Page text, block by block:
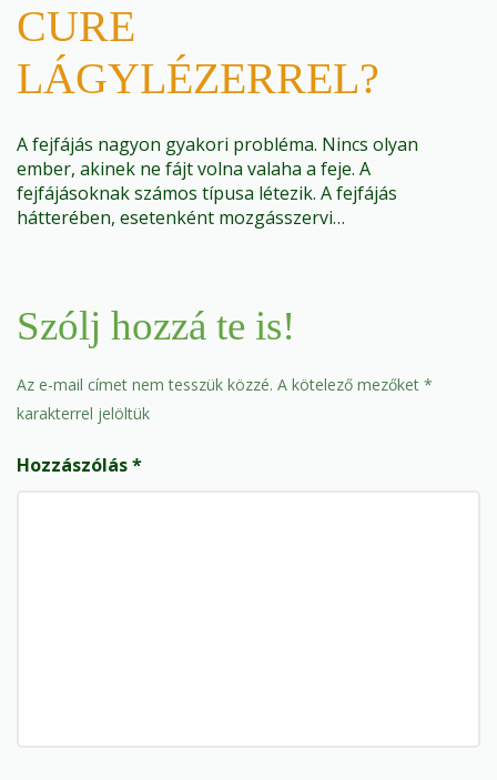
CURE
LÁGYLÉZERREL?
A fejfájás nagyon gyakori probléma. Nincs olyan
ember, akinek ne fájt volna valaha a feje. A
fejfájásoknak számos típusa létezik. A fejfájás
hátterében, esetenként mozgásszervi…
Szólj hozzá te is!
Az e-mail címet nem tesszük közzé. A kötelező mezőket *
karakterrel jelöltük
Hozzászólás*